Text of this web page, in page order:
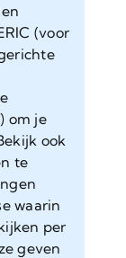
(voor
om je
ook
te
waarin
per
geven